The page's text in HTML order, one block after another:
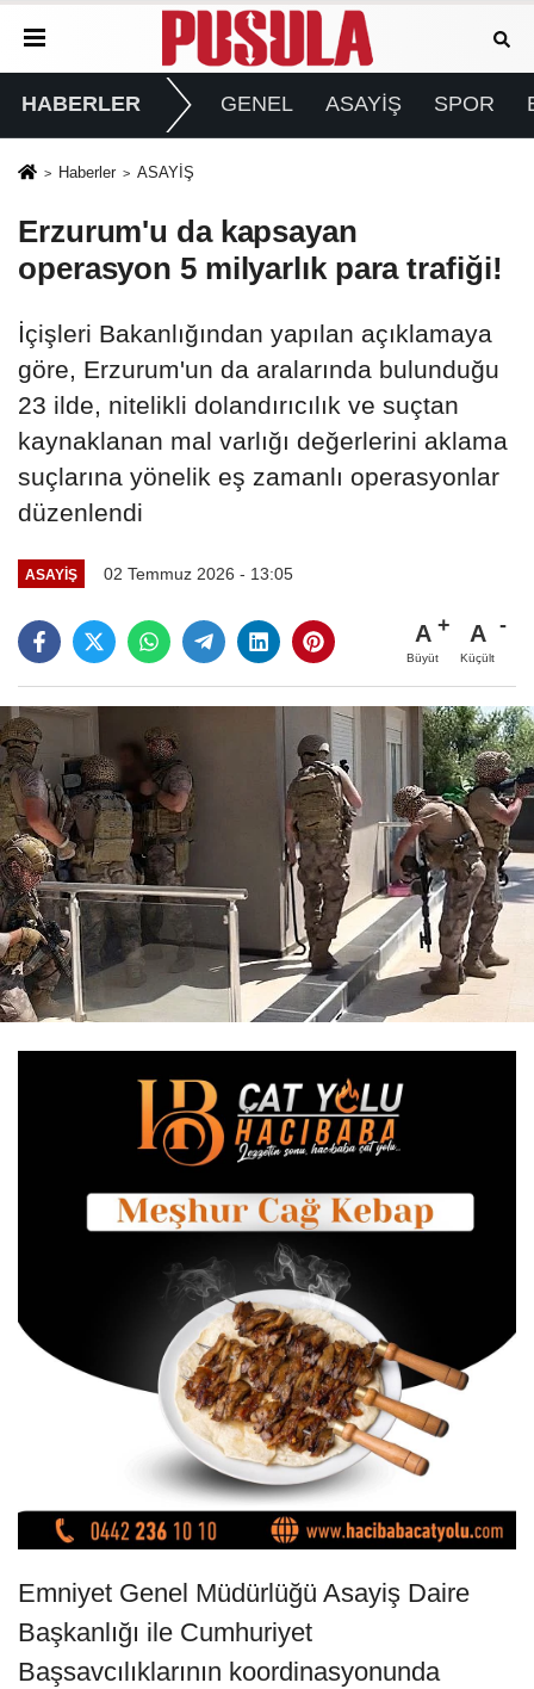
HABERLER GENEL ASAYİŞ SPOR
Haberler ASAYİŞ
Erzurum'u da kapsayan
operasyon 5 milyarlık para trafiği!
İçişleri Bakanlığından yapılan açıklamaya
göre, Erzurum'un da aralarında bulunduğu
23 ilde, nitelikli dolandırıcılık ve suçtan
kaynaklanan mal varlığı değerlerini aklama
suçlarına yönelik eş zamanlı operasyonlar
düzenlendi
ASAYİŞ 02 Temmuz 2026 - 13:05
A
Büyüt
A
Küçült
Emniyet Genel Müdürlüğü Asayiş Daire
Başkanlığı ile Cumhuriyet
Başsavcılıklarının koordinasyonunda